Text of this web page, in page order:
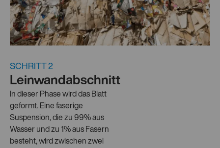
SCHRITT 2
Leinwandabschnitt
In dieser Phase wird das Blatt
geformt. Eine faserige
Suspension, die zu 99% aus
Wasser und zu 1% aus Fasern
besteht, wird zwischen zwei